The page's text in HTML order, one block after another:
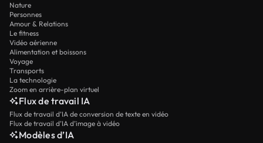
Nature
Personnes
Amour & Relations
Le fitness
Vidéo aérienne
Alimentation et boissons
Voyage
Transports
La technologie
Zoom en arrière-plan virtuel
Flux de travail IA
Flux de travail d’IA de conversion de texte en vidéo
Flux de travail d’IA d’image à vidéo
Modèles d’IA